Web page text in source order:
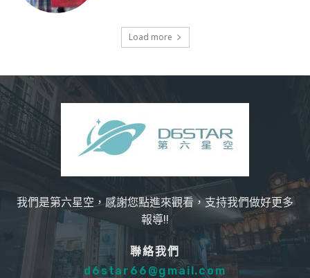
Load more
我們是第六星空，感謝您點進來觀看，支持我們做好更多
報導!!
聯絡我們
d6star66@gmail.com